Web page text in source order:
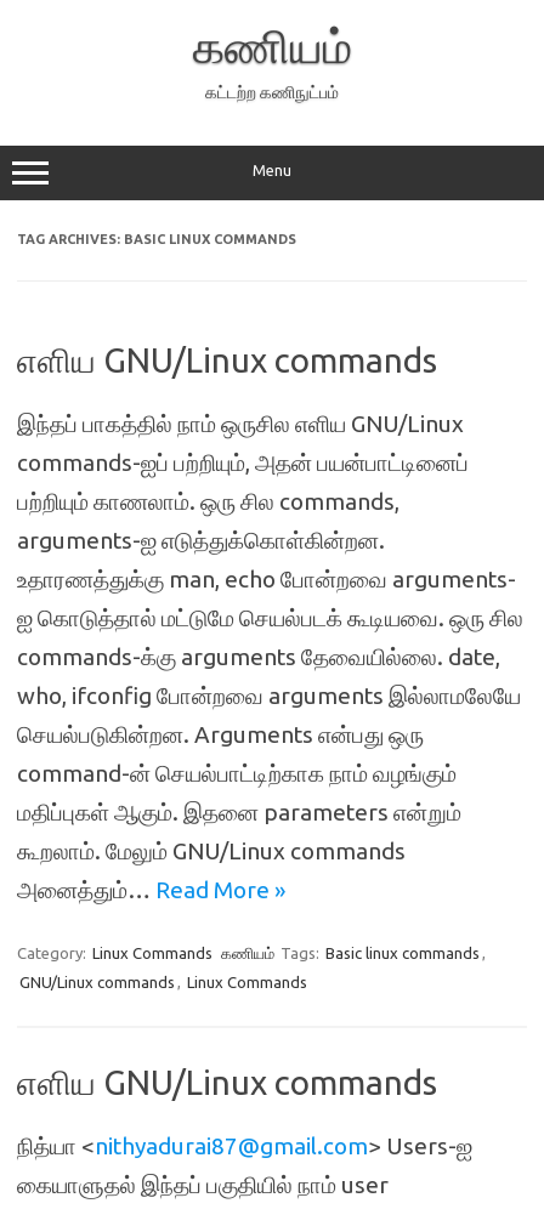
கணியம்
கட்டற்ற கணிநுட்பம்
Menu
TAG ARCHIVES: BASIC LINUX COMMANDS
எளிய GNU/Linux commands
இந்தப் பாகத்தில் நாம் ஒருசில எளிய GNU/Linux
commands-ஐப் பற்றியும், அதன் பயன்பாட்டினைப்
பற்றியும் காணலாம். ஒரு சில commands,
arguments-ஐ எடுத்துக்கொள்கின்றன.
உதாரணத்துக்கு man, echo போன்றவை arguments-
ஐ கொடுத்தால் மட்டுமே செயல்படக் கூடியவை. ஒரு சில
commands-க்கு arguments தேவையில்லை. date,
who, ifconfig போன்றவை arguments இல்லாமலேயே
செயல்படுகின்றன. Arguments என்பது ஒரு
command-ன் செயல்பாட்டிற்காக நாம் வழங்கும்
மதிப்புகள் ஆகும். இதனை parameters என்றும்
கூறலாம். மேலும் GNU/Linux commands
அனைத்தும்… Read More »
Category: Linux Commands கணியம் Tags: Basic linux commands ,
GNU/Linux commands , Linux Commands
எளிய GNU/Linux commands
நித்யா <nithyadurai87@gmail.com> Users-ஐ
கையாளுதல் இந்தப் பகுதியில் நாம் user